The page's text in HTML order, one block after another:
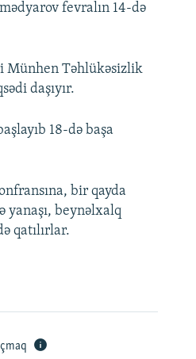
fevralın 14-də
Münhen Təhlükəsizlik
daşıyır.
18-də başa
bir qayda
yanaşı, beynəlxalq
qatılırlar.